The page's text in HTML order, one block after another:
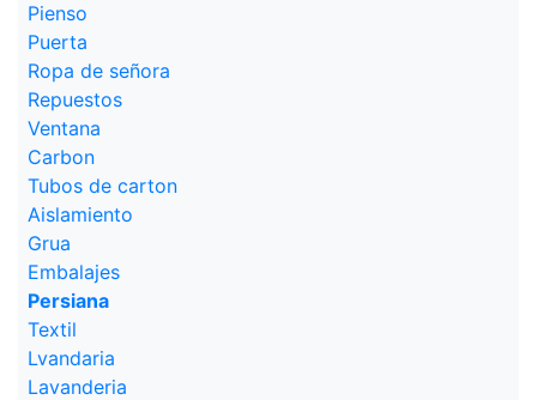
Pienso
Puerta
Ropa de señora
Repuestos
Ventana
Carbon
Tubos de carton
Aislamiento
Grua
Embalajes
Persiana
Textil
Lvandaria
Lavanderia